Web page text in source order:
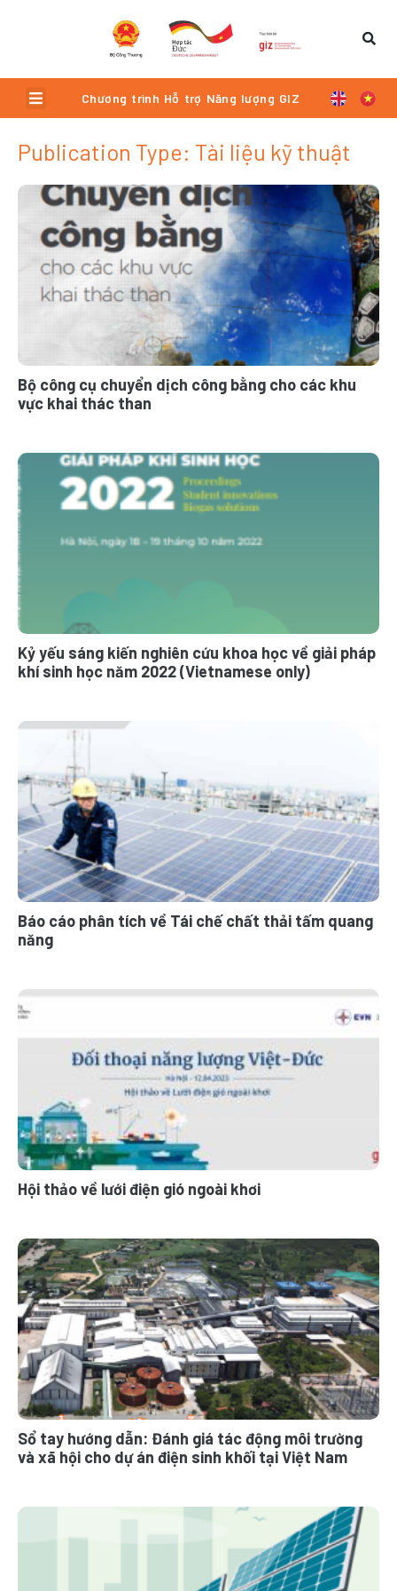
Menu Chương trình Hỗ trợ Năng lượng GIZ
Publication Type: Tài liệu kỹ thuật
Bộ công cụ chuyển dịch công bằng cho các khu
vực khai thác than
Kỷ yếu sáng kiến nghiên cứu khoa học về giải pháp
khí sinh học năm 2022 (Vietnamese only)
Báo cáo phân tích về Tái chế chất thải tấm quang
năng
Hội thảo về lưới điện gió ngoài khơi
Sổ tay hướng dẫn: Đánh giá tác động môi trường
và xã hội cho dự án điện sinh khối tại Việt Nam
Trang
TrangTrangTrangTrang